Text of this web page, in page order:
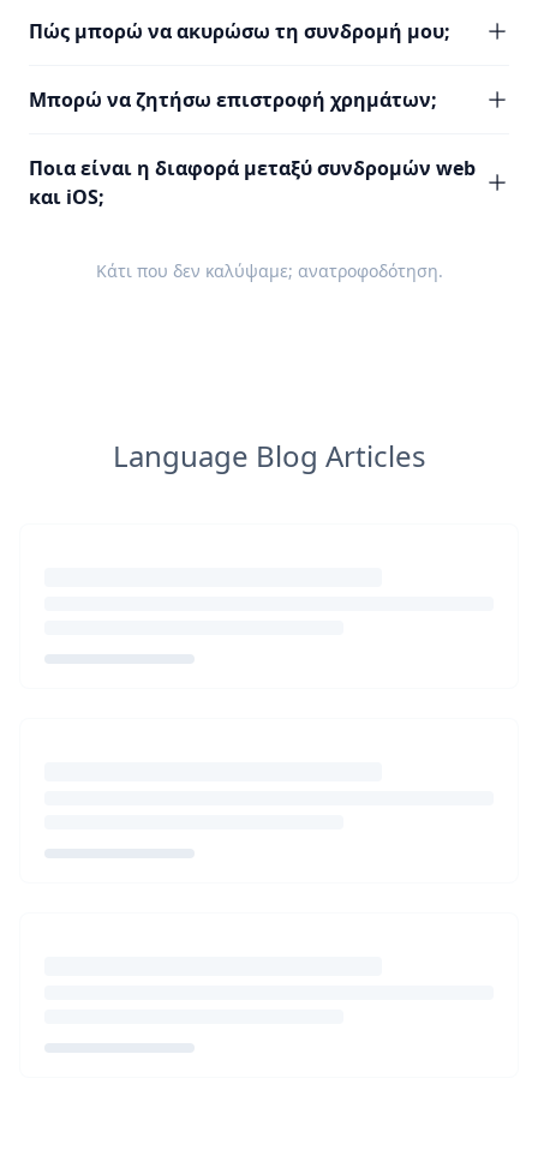
Πώς μπορώ να ακυρώσω τη συνδρομή μου;
Μπορώ να ζητήσω επιστροφή χρημάτων;
Ποια είναι η διαφορά μεταξύ συνδρομών web
και iOS;
Κάτι που δεν καλύψαμε; ανατροφοδότηση.
Language Blog Articles